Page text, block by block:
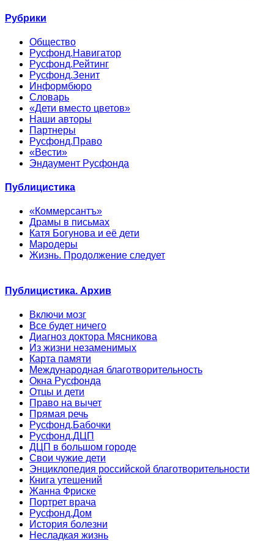
Рубрики
Общество
Русфонд.Навигатор
Русфонд.Рейтинг
Русфонд.Зенит
Информбюро
Словарь
«Дети вместо цветов»
Наши авторы
Партнеры
Русфонд.Право
«Вести»
Эндаумент Русфонда
Публицистика
«Коммерсантъ»
Драмы в письмах
Катя Богунова и её дети
Мародеры
Жизнь. Продолжение следует
Публицистика. Архив
Включи мозг
Все будет ничего
Диагноз доктора Мясникова
Из жизни незаменимых
Карта памяти
Международная благотворительность
Окна Русфонда
Отцы и дети
Право на вычет
Прямая речь
Русфонд.Бабочки
Русфонд.ДЦП
ДЦП в большом городе
Свои чужие дети
Энциклопедия российской благотворительности
Книга утешений
Жанна Фриске
Портрет врача
Русфонд.Дом
История болезни
Несладкая жизнь